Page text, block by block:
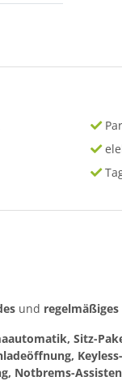
und regelmäßiges
Sitz-
Notbrems-